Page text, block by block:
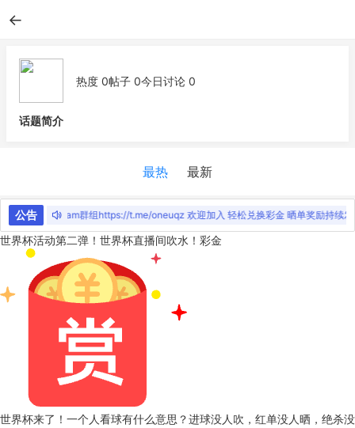
←
热度 0帖子 0今日讨论 0
话题简介
最热 最新
公告
官方Telegram群组https://t.me/oneuqz 欢迎加入轻松兑换彩金 晒单奖励持续发放
世界杯活动第二弹！世界杯直播间吹水！彩金
世界杯来了！一个人看球有什么意思？进球没人吹，红单没人晒，绝杀没